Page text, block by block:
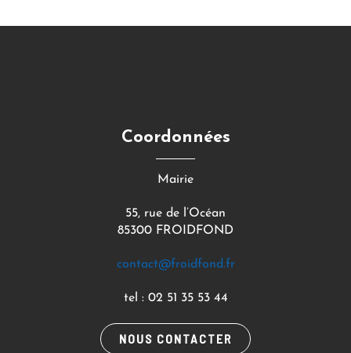
Coordonnées
Mairie
55, rue de l’Océan
85300 FROIDFOND
contact@froidfond.fr
tel : 02 51 35 53 44
NOUS CONTACTER